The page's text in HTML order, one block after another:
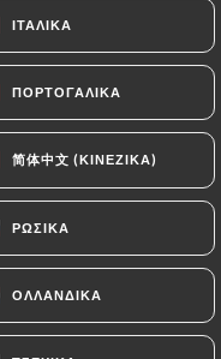
ΙΤΑΛΙΚΆ
ΠΟΡΤΟΓΑΛΙΚΆ
简体中文 (ΚΙΝΈΖΙΚΑ)
ΡΩΣΙΚΆ
ΟΛΛΑΝΔΙΚΆ
ΙΤΑΛΙΚΆ
ΠΟΡΤΟΓΑΛΙΚΆ
简体中文 (ΚΙΝΈΖΙΚΑ)
ΡΩΣΙΚΆ
ΟΛΛΑΝΔΙΚΆ